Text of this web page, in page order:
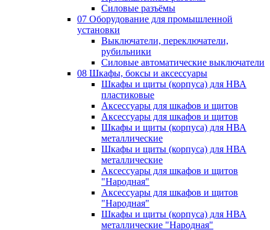
Силовые разъёмы
07 Оборудование для промышленной
установки
Выключатели, переключатели,
рубильники
Силовые автоматические выключатели
08 Шкафы, боксы и аксессуары
Шкафы и щиты (корпуса) для НВА
пластиковые
Аксессуары для шкафов и щитов
Аксессуары для шкафов и щитов
Шкафы и щиты (корпуса) для НВА
металлические
Шкафы и щиты (корпуса) для НВА
металлические
Аксессуары для шкафов и щитов
"Народная"
Аксессуары для шкафов и щитов
"Народная"
Шкафы и щиты (корпуса) для НВА
металлические "Народная"